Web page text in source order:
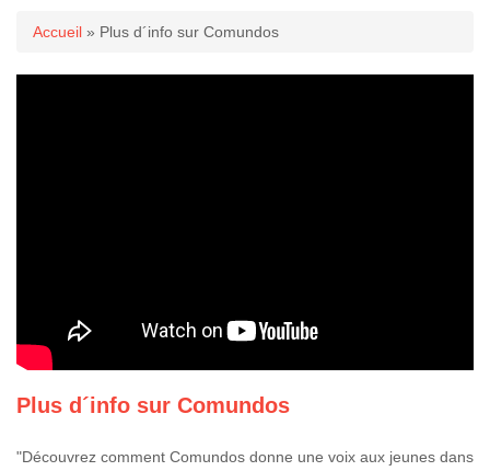
Vous êtes ici
Accueil » Plus d´info sur Comundos
Plus d´info sur Comundos
"Découvrez comment Comundos donne une voix aux jeunes dans